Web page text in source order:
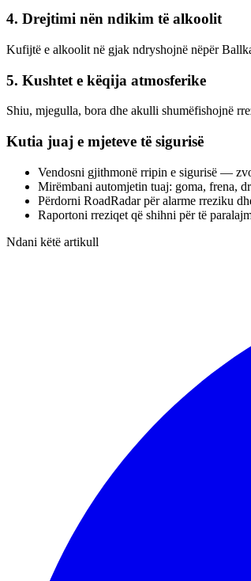
4. Drejtimi nën ndikim të alkoolit
Kufijtë e alkoolit në gjak ndryshojnë nëpër
5. Kushtet e këqija atmosferike
Shiu, mjegulla, bora dhe akulli shumëfishojnë
Kutia juaj e mjeteve të sigurisë
Vendosni gjithmonë rripin e sigurisë —
Mirëmbani automjetin tuaj: goma, frena,
Përdorni RoadRadar për alarme rreziku
Raportoni rreziqet që shihni për të
Ndani këtë artikull